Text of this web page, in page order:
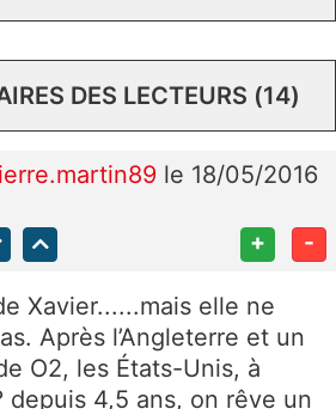
DES LECTEURS (14)
le 18/05/2016
+ -
Xavier......mais elle ne
Après l’Angleterre et un
O2, les États-Unis, à
depuis 4,5 ans, on rêve un